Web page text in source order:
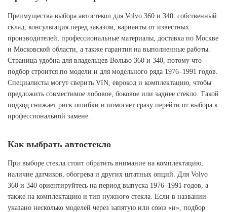
Преимущества выбора автостекол для Volvo 360 и 340: собственный
склад, консультация перед заказом, варианты от известных
производителей, профессиональные материалы, доставка по Москве
и Московской области, а также гарантия на выполненные работы.
Страница удобна для владельцев Вольво 360 и 340, потому что
подбор строится по модели и для модельного ряда 1976–1991 годов.
Специалисты могут сверить VIN, еврокод и комплектацию, чтобы
предложить совместимое лобовое, боковое или заднее стекло. Такой
подход снижает риск ошибки и помогает сразу перейти от выбора к
профессиональной замене.
Как выбрать автостекло
При выборе стекла стоит обратить внимание на комплектацию,
наличие датчиков, обогрева и других штатных опций. Для Volvo
360 и 340 ориентируйтесь на период выпуска 1976–1991 годов, а
также на комплектацию и тип нужного стекла. Если в названии
указано несколько моделей через запятую или союз «и», подбор